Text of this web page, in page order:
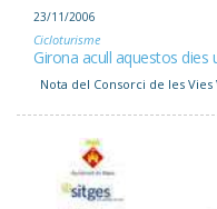
23/11/2006
Cicloturisme
Girona acull aquestos dies
Nota del Consorci de les